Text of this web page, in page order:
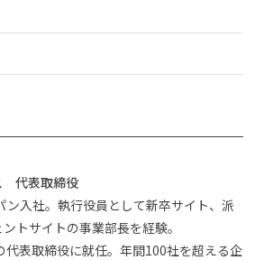
代表取締役
ン入社。執行役員として新卒サイト、派
トサイトの事業部長を経験。
代表取締役に就任。年間100社を超える企